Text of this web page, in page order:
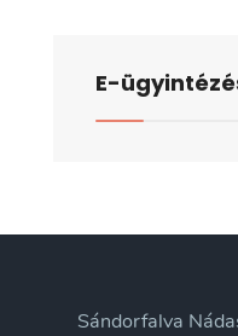
E-
Sándorfalva